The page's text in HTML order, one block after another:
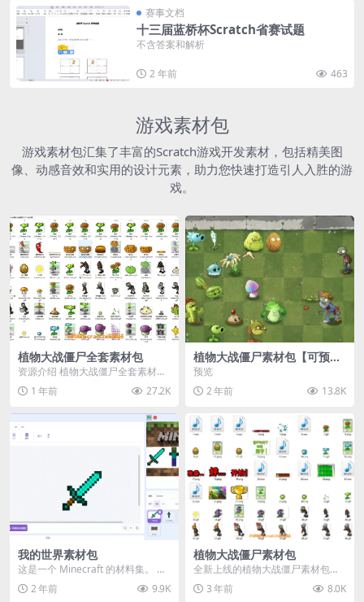
赛事文档
十三届蓝桥杯Scratch省赛试题
不含答案和解析
2 年前 463
游戏素材包
游戏素材包汇集了丰富的Scratch游戏开发素材，包括精美图
像、动感音效和实用的设计元素，助力您快速打造引人入胜的游
戏。
植物大战僵尸全套素材包
资源介绍 植物大战僵尸全套素材
包，包含227个丰富多样的素材，
涵盖角色、背景、动...
1 年前 27.2K
植物大战僵尸素材包【可预
览】
预览
2 年前
13.8K
我的世界素材包
这是一个 Minecraft 的材料集。 操
作方法如下： 工具 → 右箭头 怪物...
2 年前 9.9K
植物大战僵尸素材包
全新上线的植物大战僵尸素材包，
内含48个精选资源，涵盖角色、场
景、音效等多样内容...
3 年前 8.0K